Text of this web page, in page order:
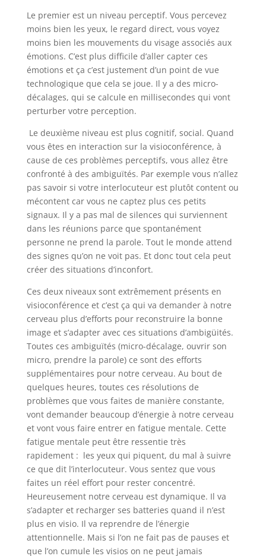
Le premier est un niveau perceptif. Vous percevez
moins bien les yeux, le regard direct, vous voyez
moins bien les mouvements du visage associés aux
émotions. C’est plus difficile d’aller capter ces
émotions et ça c’est justement d’un point de vue
technologique que cela se joue. Il y a des micro-
décalages, qui se calcule en millisecondes qui vont
perturber votre perception.
Le deuxième niveau est plus cognitif, social. Quand
vous êtes en interaction sur la visioconférence, à
cause de ces problèmes perceptifs, vous allez être
confronté à des ambiguïtés. Par exemple vous n’allez
pas savoir si votre interlocuteur est plutôt content ou
mécontent car vous ne captez plus ces petits
signaux. Il y a pas mal de silences qui surviennent
dans les réunions parce que spontanément
personne ne prend la parole. Tout le monde attend
des signes qu’on ne voit pas. Et donc tout cela peut
créer des situations d’inconfort.
Ces deux niveaux sont extrêmement présents en
visioconférence et c’est ça qui va demander à notre
cerveau plus d’efforts pour reconstruire la bonne
image et s’adapter avec ces situations d’ambigüités.
Toutes ces ambiguïtés (micro-décalage, ouvrir son
micro, prendre la parole) ce sont des efforts
supplémentaires pour notre cerveau. Au bout de
quelques heures, toutes ces résolutions de
problèmes que vous faites de manière constante,
vont demander beaucoup d’énergie à notre cerveau
et vont vous faire entrer en fatigue mentale. Cette
fatigue mentale peut être ressentie très
rapidement : les yeux qui piquent, du mal à suivre
ce que dit l’interlocuteur. Vous sentez que vous
faites un réel effort pour rester concentré.
Heureusement notre cerveau est dynamique. Il va
s’adapter et recharger ses batteries quand il n’est
plus en visio. Il va reprendre de l’énergie
attentionnelle. Mais si l’on ne fait pas de pauses et
que l’on cumule les visios on ne peut jamais